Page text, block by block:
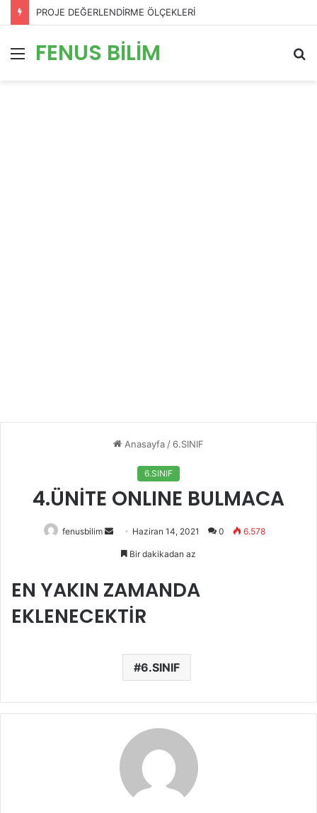
PROJE DEĞERLENDİRME ÖLÇEKLERİ
Menü
FENUS BİLİM
Anasayfa / 6.SINIF
6.SINIF
4.ÜNİTE ONLINE BULMACA
fenusbilim
Bir
e-
göndermek
Haziran 14, 2021 0 6.578
Bir dakikadan az
EN YAKIN ZAMANDA
EKLENECEKTİR
6.SINIF